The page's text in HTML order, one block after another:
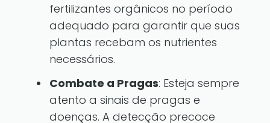
fertilizantes orgânicos no período
adequado para garantir que suas
plantas recebam os nutrientes
necessários.
Combate a Pragas: Esteja sempre
atento a sinais de pragas e
doenças. A detecção precoce